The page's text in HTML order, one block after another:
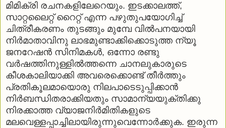
മിമിക്രി രചനകളിലേറെയും. ഇടക്കാലത്ത്,
സാറ്റലൈറ്റ് റൈറ്റ് എന്ന പഴുതുപയോഗിച്ച്
ചിത്രീകരണം തുടങ്ങും മുമ്പേ വില്‍പനയായി
നിര്‍മാതാവിനു ലാഭമുണ്ടാക്കിക്കൊടുത്ത ന്യൂ
ജനറേഷന്‍ സിനിമകള്‍, ഒന്നോ രണ്ടു
വര്‍ഷത്തിനുള്ളില്‍ത്തന്നെ ചാനലുകാരുടെ
കീശകാലിയാക്കി അവരെക്കൊണ്ട് തീര്‍ത്തും
പ്രതികൂലമായൊരു നിലപാടെടുപ്പിക്കാന്‍
നിര്‍ബന്ധിതരാക്കിയതും സാമാന്യയുക്തിക്കു
നിരക്കാത്ത വ്യാജനിര്‍മിതികളുടെ
മലവെള്ളപ്പാച്ചിലായിരുന്നുവെന്നോര്‍ക്കുക. ഇരുന്ന